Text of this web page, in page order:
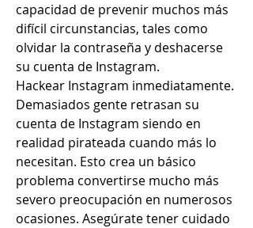
capacidad de prevenir muchos más
difícil circunstancias, tales como
olvidar la contraseña y deshacerse
su cuenta de Instagram.
Hackear Instagram inmediatamente.
Demasiados gente retrasan su
cuenta de Instagram siendo en
realidad pirateada cuando más lo
necesitan. Esto crea un básico
problema convertirse mucho más
severo preocupación en numerosos
ocasiones. Asegúrate tener cuidado